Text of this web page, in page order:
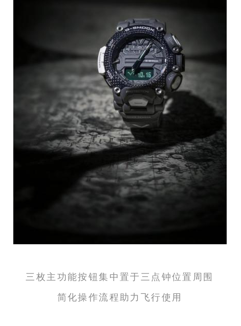
三枚主功能按钮集中置于三点钟位置周围
简化操作流程助力飞行使用